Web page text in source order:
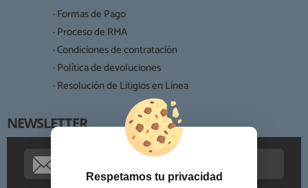
· Formas de Pago
· Proceso de RMA
· Condiciones de contratación
· Política de devoluciones
· Resolución de Litigios en Línea
NEWSLETTER
Destinatarios:
Derechos:
Procedencia de los datos:
Información adicional:
Respetamos tu privacidad